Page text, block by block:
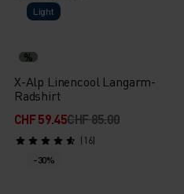
Light
%
X-Alp Linencool Langarm-
Radshirt
CHF 59.45CHF 85.00
(16)
-30%